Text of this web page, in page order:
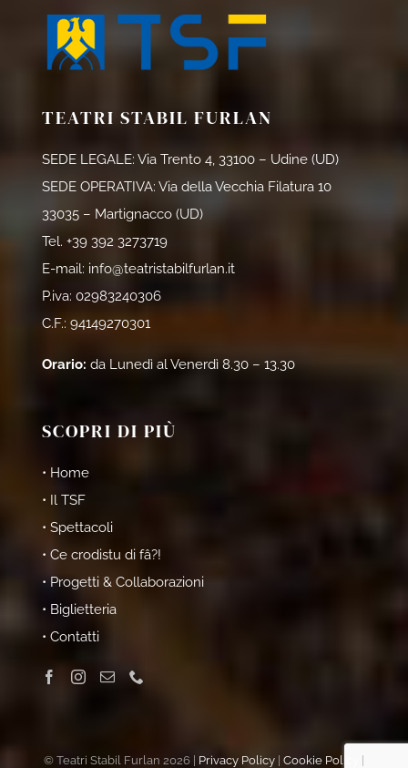
TEATRI STABIL FURLAN
SEDE LEGALE: Via Trento 4, 33100 – Udine (UD)
SEDE OPERATIVA: Via della Vecchia Filatura 10
33035 – Martignacco (UD)
Tel. +39 392 3273719
E-mail: info@teatristabilfurlan.it
P.iva: 02983240306
C.F.: 94149270301
Orario: da Lunedì al Venerdì 8.30 – 13.30
SCOPRI DI PIÙ
• Home
• Il TSF
• Spettacoli
• Ce crodistu di fâ?!
• Progetti & Collaborazioni
• Biglietteria
• Contatti
© Teatri Stabil Furlan 2026 | Privacy Policy| Cookie Policy